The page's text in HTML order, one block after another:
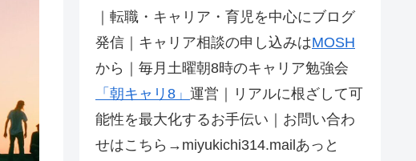
｜転職・キャリア・育児を中心にブログ
発信｜キャリア相談の申し込みはMOSH
から｜毎月土曜朝8時のキャリア勉強会
「朝キャリ8」 運営｜リアルに根ざして可
能性を最大化するお手伝い｜お問い合わ
せはこちら→miyukichi314.mailあっと